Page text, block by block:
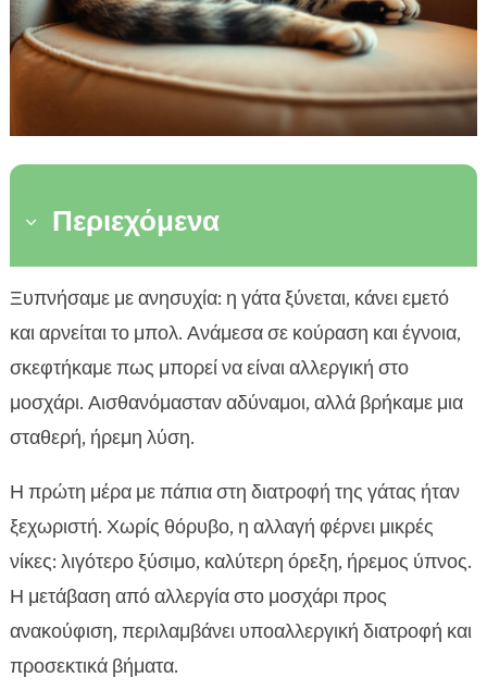
3 Περιεχόμενα

Εισαγωγή: από την αποστροφή στο μοσχάρι
στη λατρεία για την πάπια
Συμπτώματα τροφικής αλλεργίας σε γάτες και
έγκαιρη αναγνώριση
η γάτα είναι αλλεργική στο μοσχάρι
Γιατί η πάπια είναι ήπια πρωτεΐνη και ιδανική
εναλλακτική
Διατροφικό πλάνο εξάλειψης: βήμα-βήμα
Πώς να διαβάζουμε ετικέτες: κρυμμένα
συστατικά και πρόσθετα
CricksyCat: υποαλλεργικές λύσεις χωρίς
κοτόπουλο και χωρίς σιτάρι
 Μετάβαση διατροφής: πρακτικός οδηγός 7–10
Ξυπνήσαμε με ανησυχία: η γάτα ξύνεται, κάνει εμετό
και αρνείται το μπολ. Ανάμεσα σε κούραση και έγνοια,
σκεφτήκαμε πως μπορεί να είναι αλλεργική στο
μοσχάρι. Αισθανόμασταν αδύναμοι, αλλά βρήκαμε μια
σταθερή, ήρεμη λύση.
Η πρώτη μέρα με πάπια στη διατροφή της γάτας ήταν
ξεχωριστή. Χωρίς θόρυβο, η αλλαγή φέρνει μικρές
νίκες: λιγότερο ξύσιμο, καλύτερη όρεξη, ήρεμος ύπνος.
Η μετάβαση από αλλεργία στο μοσχάρι προς
ανακούφιση, περιλαμβάνει υποαλλεργική διατροφή και
προσεκτικά βήματα.